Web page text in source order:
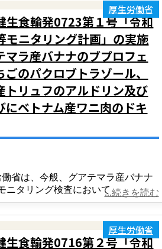
生食輸発0723第１号「令和
モニタリング計画」の実施
マラ産バナナのブプロフェ
のパクロブトラゾール、
トリュフのアルドリン及び
にベトナム産ワニ肉のドキ
厚生労働省
働省は、今般、グアテマラ産バナナ
ニタリング検査において...続きを読む
生食輸発0716第２号「令和
厚生労働省